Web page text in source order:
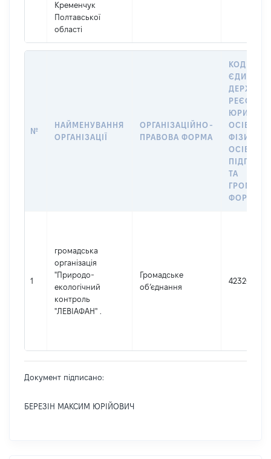
Кременчук
Полтавської
області
№
НАЙМЕНУВАННЯ
ОРГАНІЗАЦІЇ
ОРГАНІЗАЦІЙНО-
ПРАВОВА ФОРМА
КОД В
РЕЄСТРІ
ОСІБ,
ОСІБ –
ТА
1
громадська
організація
"Природо-
екологічний
контроль
"ЛЕВІАФАН" .
Громадське
об’єднання
42320831
Документ підписано:
БЕРЕЗІН МАКСИМ ЮРІЙОВИЧ